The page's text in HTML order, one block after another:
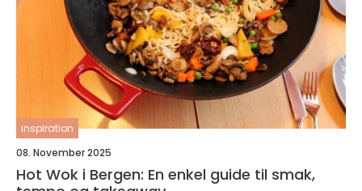
inspiration
08. November 2025
Hot Wok i Bergen: En enkel guide til smak,